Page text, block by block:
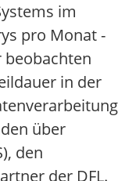
im
pro Monat -
in der
über
den
der DFL.